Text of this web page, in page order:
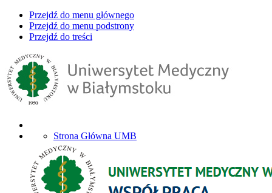
Przejdź do menu głównego
Przejdź do menu podstrony
Przejdź do treści
Strona Główna UMB